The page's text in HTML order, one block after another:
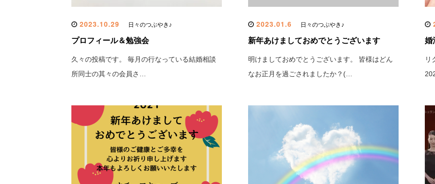
2023.10.29 日々のつぶやき♪
プロフィール＆勉強会
久々の投稿です。 毎月の行なっている結婚相談
所同士の其々の会員さ…
2023.01.6 日々のつぶやき♪
新年あけましておめでとうございます
明けましておめでとうございます。 皆様はどん
なお正月を過ごされましたか？(…
婚
リ